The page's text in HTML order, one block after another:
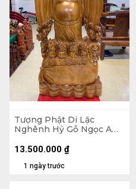
Tượng Phật Di Lặc
Nghênh Hỷ Gỗ Ngọc Am
(cm)
1 ngày trước
13.500.000 ₫